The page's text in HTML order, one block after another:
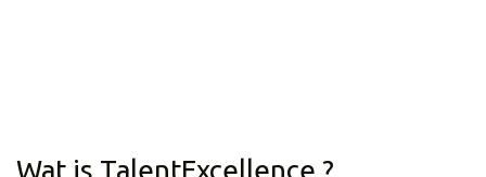
Wat is TalentExcellence ?